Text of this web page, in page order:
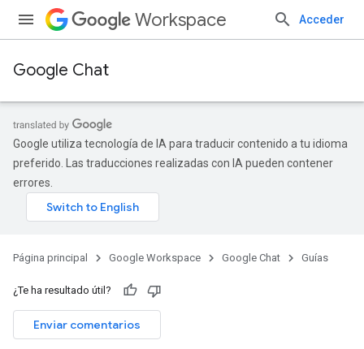
Workspace Acceder
Google Chat
Google utiliza tecnología de IA para traducir contenido a tu idioma
preferido. Las traducciones realizadas con IA pueden contener
errores.
Página principal Google Workspace Google Chat Guías
¿Te ha resultado útil?
Enviar comentarios